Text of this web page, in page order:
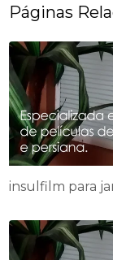
Páginas
insulfilm para